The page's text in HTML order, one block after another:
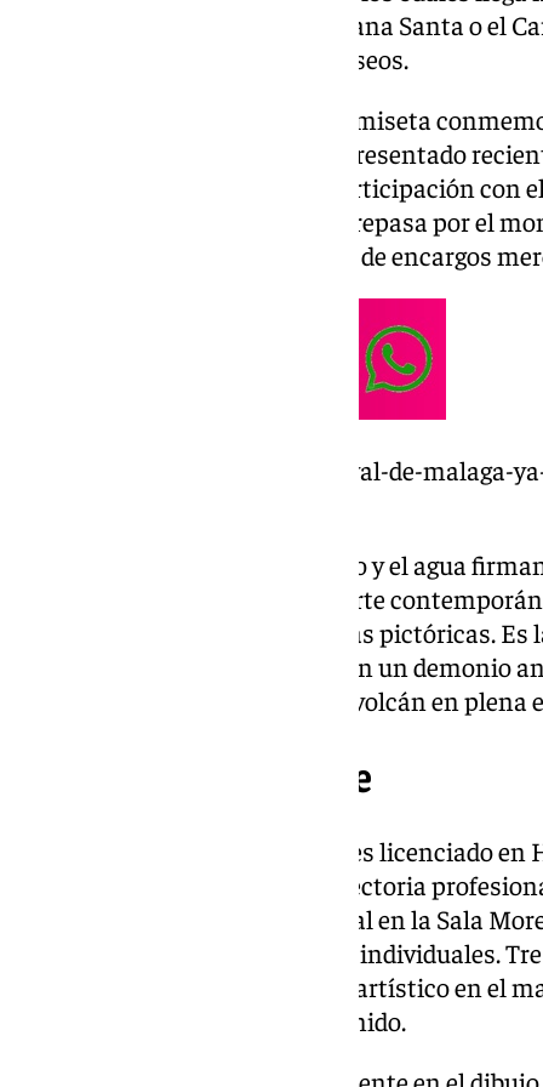
eventos de masas como la Semana Santa o el
salen del formalismo de los museos.
A las puertas de presentar la camiseta
equipo blanquiazul, habiendo presentado
de Málaga 2025 o una nueva participación con
de una charla sin formalismos repasa por el
que la falta de tiempo y la lluvia de encargos
https://www.101tv.es/el-carnaval-de-malaga-
Sobre su técnica, el carbón graso y el agua
se habla en todo el mundo del arte
internacional en las vanguardias pictóricas. Es
que, como todo los genios, tienen un demonio
mismo reconoce su “arte es un volcán en plena
Sobre José Luis Puche
José Luis Puche (Málaga, 1976) es licenciado
Universidad de Málaga. Su trayectoria
su primera exposición individual en la Sala
de sus ya muchas exposiciones individuales.
comenzó a expandir su trabajo artístico en el
primera exposición en Reino Unido.